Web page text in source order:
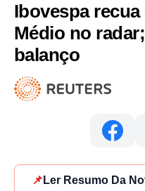
Ibovespa
Médio no
balanço
📌 Ler Resumo Da